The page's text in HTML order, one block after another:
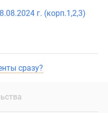
г. (корп.1,2,3)
сразу?